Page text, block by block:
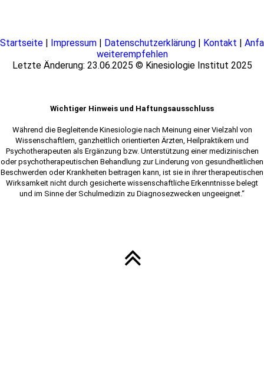
Startseite | Impressum | Datenschutzerklärung | Kontakt |
weiterempfehlen
Letzte Änderung: 23.06.2025 © Kinesiologie Institut 2025
Wichtiger Hinweis und Haftungsausschluss
Während die Begleitende Kinesiologie nach Meinung einer Vielzahl von
Wissenschaftlern, ganzheitlich orientierten Ärzten, Heilpraktikern und
Psychotherapeuten als Ergänzung bzw. Unterstützung einer medizinischen
oder psychotherapeutischen Behandlung zur Linderung von gesundheitlichen
Beschwerden oder Krankheiten beitragen kann, ist sie in ihrer therapeutischen
Wirksamkeit nicht durch gesicherte wissenschaftliche Erkenntnisse belegt
und im Sinne der Schulmedizin zu Diagnosezwecken ungeeignet.“